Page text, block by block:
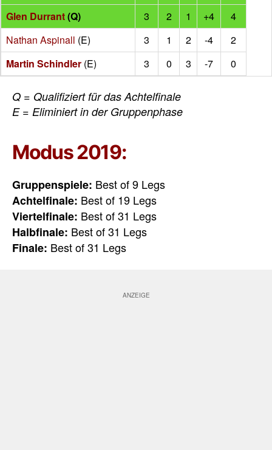
Glen Durrant(Q) 3 2 1 +4
4
Nathan Aspinall (E) 3 1 2 -4
2
Martin Schindler (E) 3 0 3 -7 0
Q = Qualifiziert für das Achtelfinale
E = Eliminiert in der Gruppenphase
Modus 2019:
Gruppenspiele: Best of 9 Legs
Achtelfinale: Best of 19 Legs
Viertelfinale: Best of 31 Legs
Halbfinale: Best of 31 Legs
Finale: Best of 31 Legs